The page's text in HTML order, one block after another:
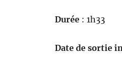
Durée: 1h33
Date de sortie